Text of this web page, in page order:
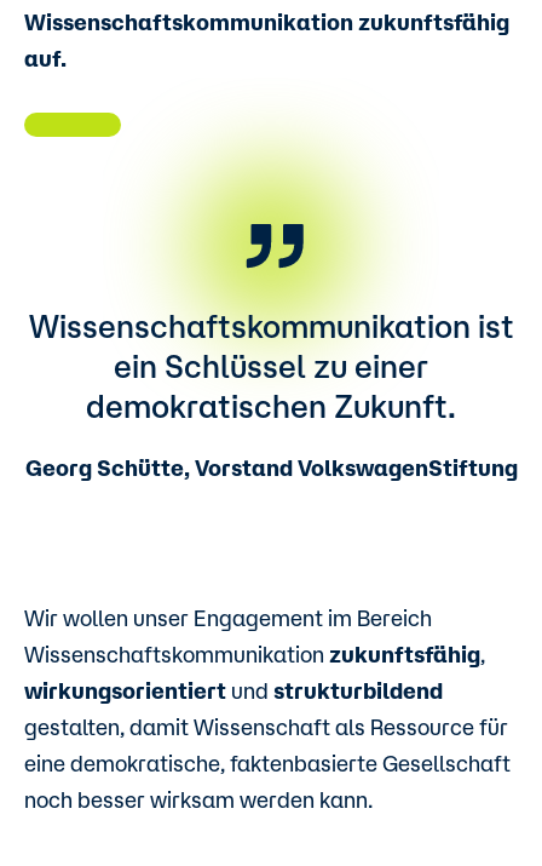
Wissenschaftskommunikation zukunftsfähig
auf.
Wissenschaftskommunikation ist
ein Schlüssel zu einer
demokratischen Zukunft.
Georg Schütte, Vorstand VolkswagenStiftung
Wir wollen unser Engagement im Bereich
Wissenschaftskommunikation zukunftsfähig,
wirkungsorientiert und strukturbildend
gestalten, damit Wissenschaft als Ressource für
eine demokratische, faktenbasierte Gesellschaft
noch besser wirksam werden kann.